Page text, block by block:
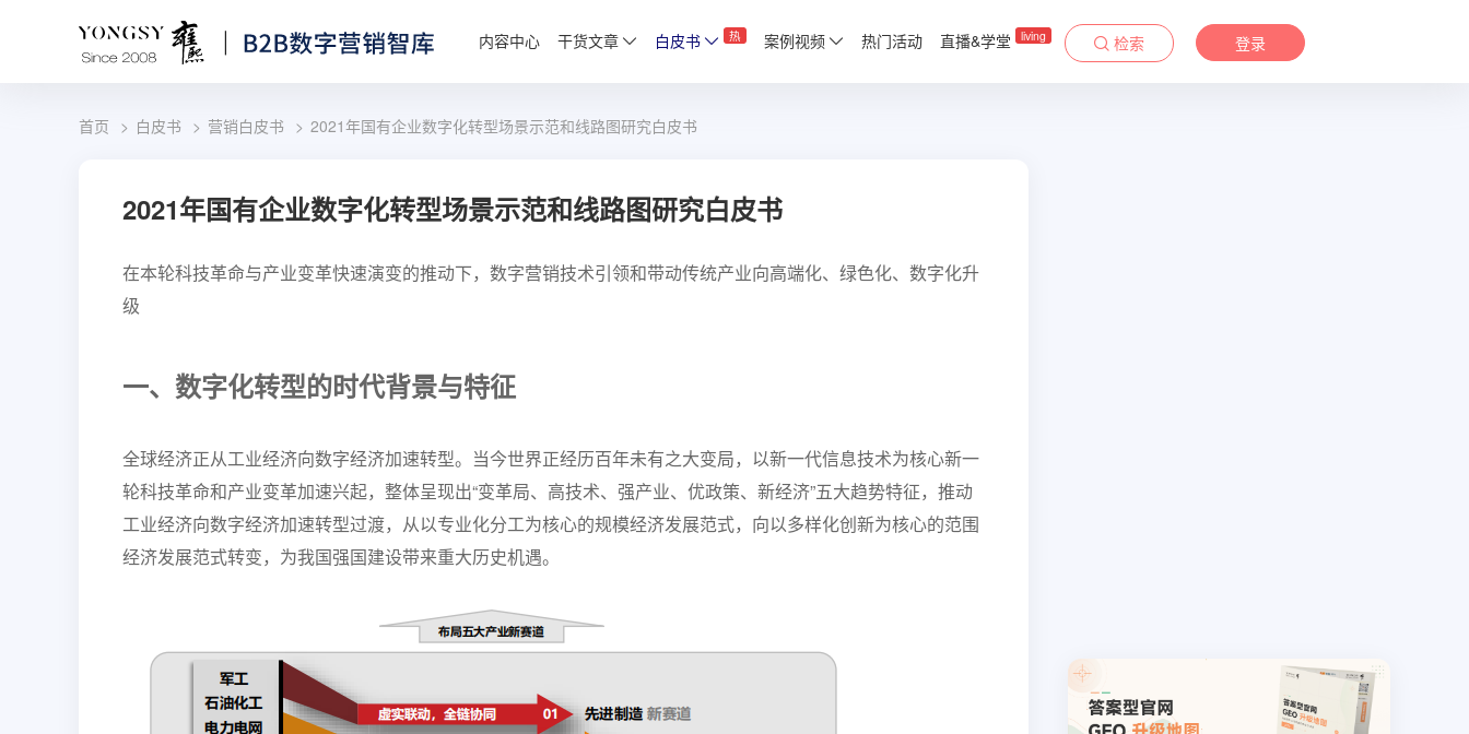
内容中心 干货文章 白皮书 热 案例视频 热门活动 直播&学堂 living 检索 登录
首页 白皮书 营销白皮书 2021年国有企业数字化转型场景示范和线路图研究白皮书
2021年国有企业数字化转型场景示范和线路图研究白皮书
在本轮科技革命与产业变革快速演变的推动下，数字营销技术引领和带动传统产业向高端化、绿色化、数字化升
级
一、数字化转型的时代背景与特征
全球经济正从工业经济向数字经济加速转型。当今世界正经历百年未有之大变局，以新一代信息技术为核心新一
轮科技革命和产业变革加速兴起，整体呈现出“变革局、高技术、强产业、优政策、新经济”五大趋势特征，推动
工业经济向数字经济加速转型过渡，从以专业化分工为核心的规模经济发展范式，向以多样化创新为核心的范围
经济发展范式转变，为我国强国建设带来重大历史机遇。